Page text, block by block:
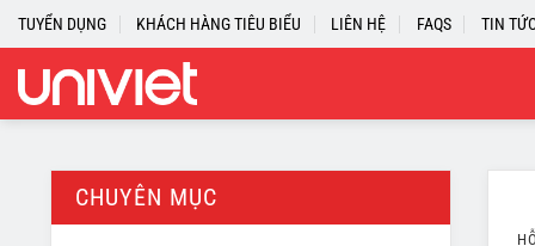
Skip
to
content
TUYỂN DỤNG KHÁCH HÀNG TIÊU BIỂU LIÊN HỆ FAQS TIN
CHUYÊN MỤC